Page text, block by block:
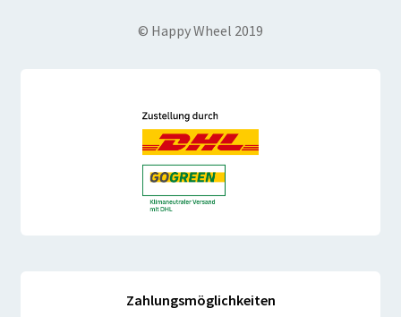
© Happy Wheel 2019
Zahlungsmöglichkeiten